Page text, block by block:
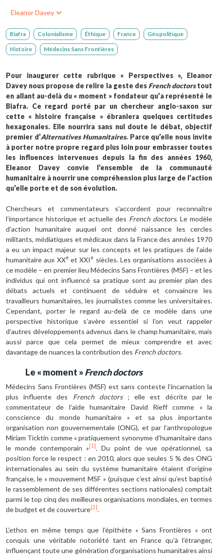
Eleanor Davey
Biafra Colonialisme Éthique France Géopolitique
Histoire Médecins Sans Frontières
Pour inaugurer cette rubrique « Perspectives », Eleanor
Davey nous propose de relire la geste des French doctorstout
en allant au-delà du « moment » fondateur qu’a représenté le
Biafra. Ce regard porté par un chercheur anglo-saxon sur
cette « histoire française » ébranlera quelques certitudes
hexagonales. Elle nourrira sans nul doute le débat, objectif
premier d’Alternatives Humanitaires. Parce qu’elle nous invite
à porter notre propre regard plus loin pour embrasser toutes
les influences intervenues depuis la fin des années 1960,
Eleanor Davey convie l’ensemble de la communauté
humanitaire à nourrir une compréhension plus large de l’action
qu’elle porte et de son évolution.
Chercheurs et commentateurs s’accordent pour reconnaître
l’importance historique et actuelle des French doctors. Le modèle
d’action humanitaire auquel ont donné naissance les cercles
militants, médiatiques et médicaux dans la France des années 1970
a eu un impact majeur sur les concepts et les pratiques de l’aide
humanitaire aux XXeet XXI e siècles. Les organisations associées à
ce modèle – en premier lieu Médecins Sans Frontières (MSF) – et les
individus qui ont influencé sa pratique sont au premier plan des
débats actuels et continuent de séduire et convaincre les
travailleurs humanitaires, les journalistes comme les universitaires.
Cependant, porter le regard au-delà de ce modèle dans une
perspective historique s’avère essentiel si l’on veut rappeler
d’autres développements advenus dans le champ humanitaire, mais
aussi parce que cela permet de mieux comprendre et avec
davantage de nuances la contribution des French doctors.
Le « moment »French doctors
Médecins Sans Frontières (MSF) est sans conteste l’incarnation la
plus influente des French doctors; elle est décrite par le
commentateur de l’aide humanitaire David Rieff comme « la
conscience du monde humanitaire » et sa plus importante
organisation non gouvernementale (ONG), et par l’anthropologue
Miriam Ticktin comme « pratiquement synonyme d’humanitaire dans
le monde contemporain » [1] . Du point de vue opérationnel, sa
position force le respect : en 2010, alors que seules 5 % des ONG
internationales au sein du système humanitaire étaient d’origine
française, le « mouvement MSF » (puisque c’est ainsi qu’est baptisé
le rassemblement de ses différentes sections nationales) comptait
parmi le top cinq des meilleures organisations mondiales, en termes
de budget et de couverture [2] .
L’ethos en même temps que l’épithète « Sans Frontières » ont
conquis une véritable notoriété tant en France qu’à l’étranger,
influençant toute une génération d’organisations humanitaires ainsi